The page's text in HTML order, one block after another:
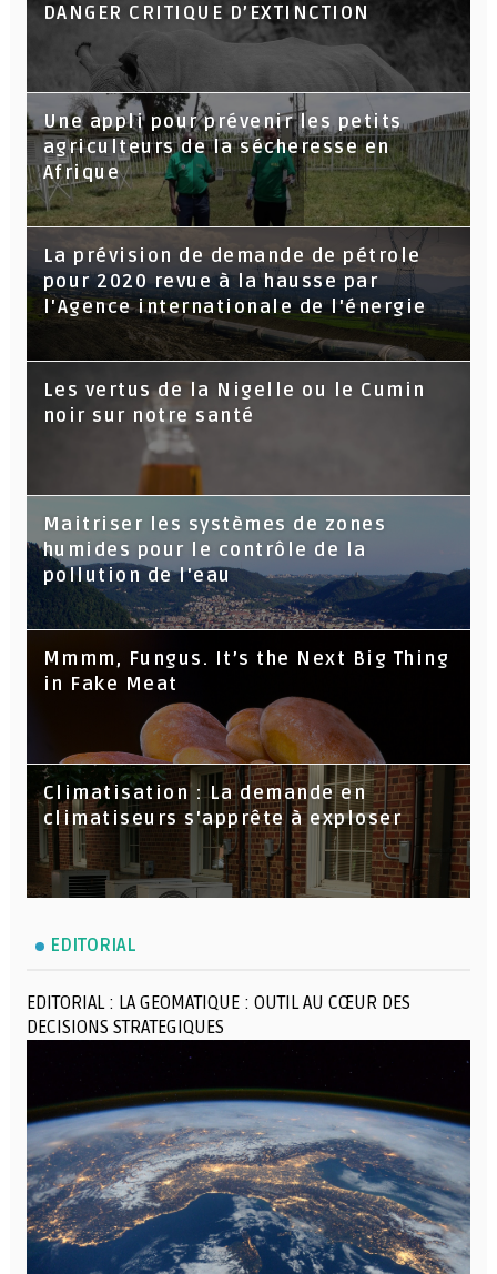
DANGER CRITIQUE D’EXTINCTION
Une appli pour prévenir les petits
agriculteurs de la sécheresse en
Afrique
La prévision de demande de pétrole
pour 2020 revue à la hausse par
l'Agence internationale de l'énergie
Les vertus de la Nigelle ou le Cumin
noir sur notre santé
Maitriser les systèmes de zones
humides pour le contrôle de la
pollution de l'eau
Mmmm, Fungus. It’s the Next Big Thing
in Fake Meat
Climatisation : La demande en
climatiseurs s'apprête à exploser
EDITORIAL
EDITORIAL : LA GEOMATIQUE : OUTIL AU CŒUR DES
DECISIONS STRATEGIQUES